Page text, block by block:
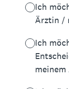
Ich
Ärztin /
Ich
meinem